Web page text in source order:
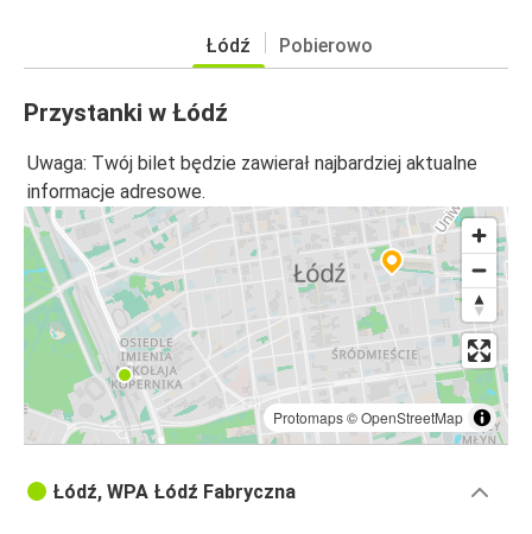
Łódź Pobierowo
Przystanki w Łódź
Uwaga: Twój bilet będzie zawierał najbardziej aktualne
informacje adresowe.
Protomaps©OpenStreetMap
Łódź, WPA Łódź Fabryczna